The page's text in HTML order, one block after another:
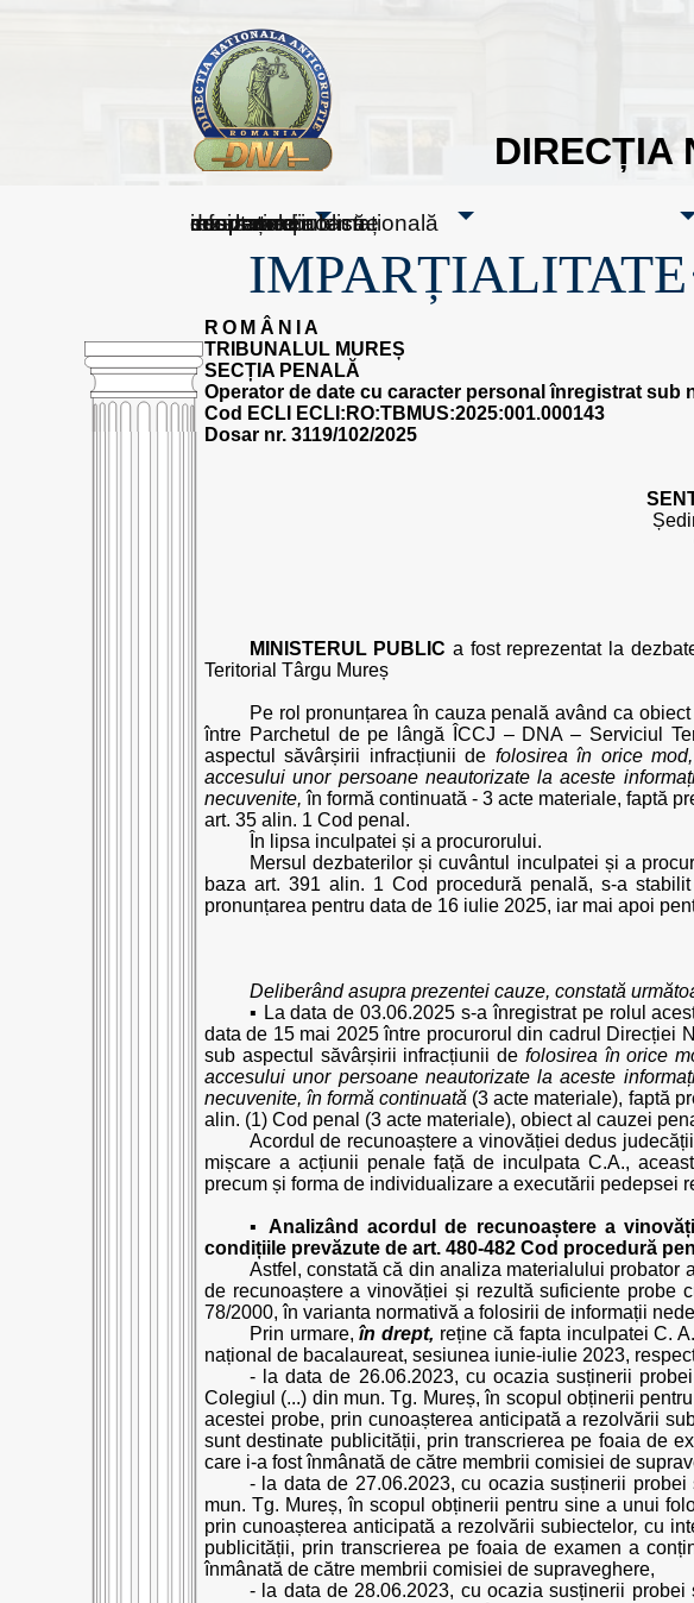
DIRECȚIA
sesizați-ne
despre noi
rezultatele noastre
mass media
informare publică
cooperare internațională
ROMÂNIA
TRIBUNALUL MUREȘ
SECȚIA PENALĂ
Operator de date cu caracter personal înregistrat sub
Cod ECLI ECLI:RO:TBMUS:2025:001.000143
Dosar nr. 3119/102/2025
MINISTERUL PUBLIC a fost reprezentat la
Teritorial Târgu Mureș
Pe rol pronunțarea în cauza penală având ca
între Parchetul de pe lângă ÎCCJ – DNA – Serviciul
aspectul săvârșirii infracțiunii de folosirea în orice
accesului unor persoane neautorizate la aceste
necuvenite, în formă continuată - 3 acte materiale, faptă
art. 35 alin. 1 Cod penal.
În lipsa inculpatei și a procurorului.
Mersul dezbaterilor și cuvântul inculpatei și a
baza art. 391 alin. 1 Cod procedură penală, s-a
pronunțarea pentru data de 16 iulie 2025, iar mai apoi
Deliberând asupra prezentei cauze, constată
▪ La data de 03.06.2025 s-a înregistrat pe rolul
data de 15 mai 2025 între procurorul din cadrul Direcției
sub aspectul săvârșirii infracțiunii de folosirea în orice
accesului unor persoane neautorizate la aceste
necuvenite, în formă continuată (3 acte materiale), faptă
alin. (1) Cod penal (3 acte materiale), obiect al cauzei
Acordul de recunoaștere a vinovăției dedus
mișcare a acțiunii penale față de inculpata C.A.,
precum și forma de individualizare a executării pedepsei
▪Analizând acordul de recunoaștere a
condițiile prevăzute de art. 480-482 Cod procedură
Astfel, constată că din analiza materialului probator
de recunoaștere a vinovăției și rezultă suficiente probe
78/2000, în varianta normativă a folosirii de informații
Prin urmare,în drept, reține că fapta inculpatei C.
național de bacalaureat, sesiunea iunie-iulie 2023,
- la data de 26.06.2023, cu ocazia susținerii
Colegiul (...) din mun. Tg. Mureș, în scopul obținerii
acestei probe, prin cunoașterea anticipată a rezolvării
sunt destinate publicității, prin transcrierea pe foaia de
care i-a fost înmânată de către membrii comisiei de
- la data de 27.06.2023, cu ocazia susținerii
mun. Tg. Mureș, în scopul obținerii pentru sine a unui
prin cunoașterea anticipată a rezolvării subiectelor, cu
publicității, prin transcrierea pe foaia de examen a
înmânată de către membrii comisiei de supraveghere,
- la data de 28.06.2023, cu ocazia susținerii